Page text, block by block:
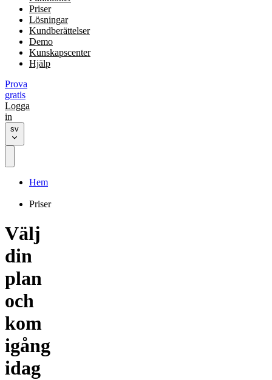
Priser
Lösningar
Kundberättelser
Demo
Kunskapscenter
Hjälp
Prova
gratis
Logga
in
sv
Hem
Priser
Välj
din
plan
och
kom
igång
idag